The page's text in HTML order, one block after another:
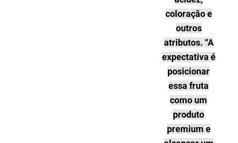
coloração e
outros
atributos. “A
expectativa é
posicionar
essa fruta
como um
produto
premium e